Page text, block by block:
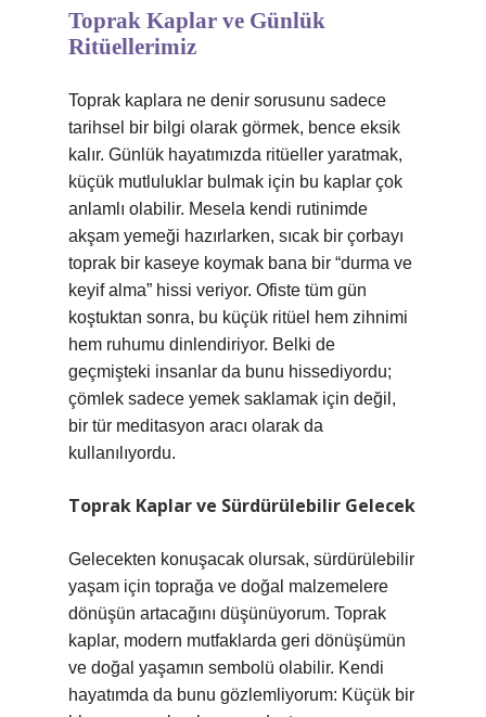
Toprak Kaplar ve Günlük
Ritüellerimiz
Toprak kaplara ne denir sorusunu sadece
tarihsel bir bilgi olarak görmek, bence eksik
kalır. Günlük hayatımızda ritüeller yaratmak,
küçük mutluluklar bulmak için bu kaplar çok
anlamlı olabilir. Mesela kendi rutinimde
akşam yemeği hazırlarken, sıcak bir çorbayı
toprak bir kaseye koymak bana bir “durma ve
keyif alma” hissi veriyor. Ofiste tüm gün
koştuktan sonra, bu küçük ritüel hem zihnimi
hem ruhumu dinlendiriyor. Belki de
geçmişteki insanlar da bunu hissediyordu;
çömlek sadece yemek saklamak için değil,
bir tür meditasyon aracı olarak da
kullanılıyordu.
Toprak Kaplar ve Sürdürülebilir Gelecek
Gelecekten konuşacak olursak, sürdürülebilir
yaşam için toprağa ve doğal malzemelere
dönüşün artacağını düşünüyorum. Toprak
kaplar, modern mutfaklarda geri dönüşümün
ve doğal yaşamın sembolü olabilir. Kendi
hayatımda da bunu gözlemliyorum: Küçük bir